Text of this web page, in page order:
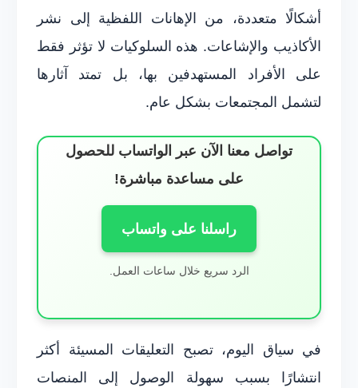
أشكالًا متعددة، من الإهانات اللفظية إلى نشر
الأكاذيب والإشاعات. هذه السلوكيات لا تؤثر فقط
على الأفراد المستهدفين بها، بل تمتد آثارها
لتشمل المجتمعات بشكل عام.
تواصل معنا الآن عبر الواتساب للحصول
على مساعدة مباشرة!
راسلنا على واتساب
الرد سريع خلال ساعات العمل.
في سياق اليوم، تصبح التعليقات المسيئة أكثر
انتشارًا بسبب سهولة الوصول إلى المنصات